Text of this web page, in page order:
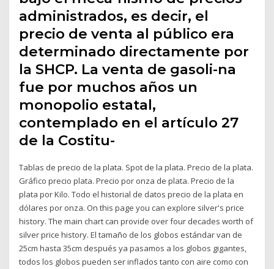
administrados, es decir, el
precio de venta al público era
determinado directamente por
la SHCP. La venta de gasoli-na
fue por muchos años un
monopolio estatal,
contemplado en el artículo 27
de la Costitu-
Tablas de precio de la plata. Spot de la plata. Precio de la plata.
Gráfico precio plata. Precio por onza de plata. Precio de la
plata por Kilo. Todo el historial de datos precio de la plata en
dólares por onza. On this page you can explore silver's price
history. The main chart can provide over four decades worth of
silver price history. El tamaño de los globos estándar van de
25cm hasta 35cm después ya pasamos a los globos gigantes,
todos los globos pueden ser inflados tanto con aire como con